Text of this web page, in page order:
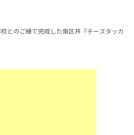
とのご縁で完成した南区丼『チーズタッカ